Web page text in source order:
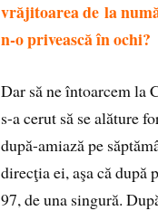
vrăjitoarea de la
n-o privească în ochi?
Dar să ne întoarcem la
s-a cerut să se alăture
după-amiază pe
direcţia ei, aşa că după
97, de una singură.